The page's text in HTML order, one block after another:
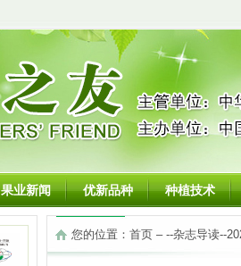
果业新闻 优新品种 种植技术
您的位置： 首页 – --杂志导读--